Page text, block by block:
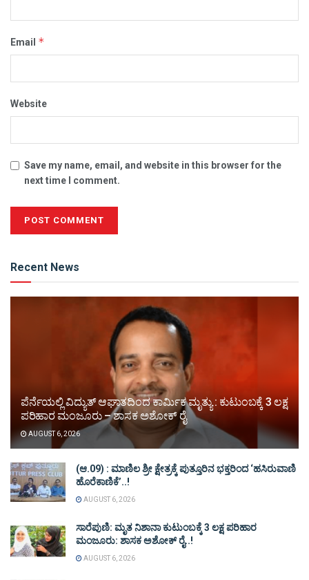
Email *
Website
Save my name, email, and website in this browser for the
next time I comment.
Recent News
ಪೆರ್ನೆಯಲ್ಲಿ ವಿದ್ಯುತ್ ಆಘಾತದಿಂದ ಕಾರ್ಮಿಕ ಮೃತ್ಯು : ಕುಟುಂಬಕ್ಕೆ 3 ಲಕ್ಷ
ಪರಿಹಾರ ಮಂಜೂರು – ಶಾಸಕ ಅಶೋಕ್ ರೈ
AUGUST 6, 2026
(ಆ.09) : ಮಾಣಿಲ ಶ್ರೀ ಕ್ಷೇತ್ರಕ್ಕೆ ಪುತ್ತೂರಿನ ಭಕ್ತರಿಂದ ‘ಹಸಿರುವಾಣಿ
ಹೊರೆಕಾಣಿಕೆ’..!
AUGUST 6, 2026
ಸಾರೆಪುಣಿ: ಮೃತ ನಿಶಾನಾ ಕುಟುಂಬಕ್ಕೆ 3 ಲಕ್ಷ ಪರಿಹಾರ
ಮಂಜೂರು: ಶಾಸಕ ಅಶೋಕ್ ರೈ..!
AUGUST 6, 2026